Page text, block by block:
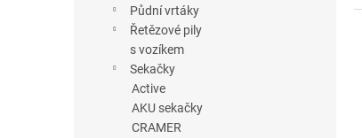
Půdní vrtáky
Řetězové pily
s vozíkem
Sekačky
Active
AKU sekačky
CRAMER